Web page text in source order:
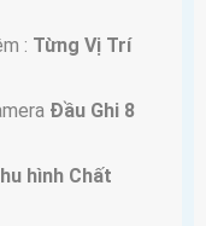
: Từng Vị Trí
Đầu Ghi 8
hình Chất